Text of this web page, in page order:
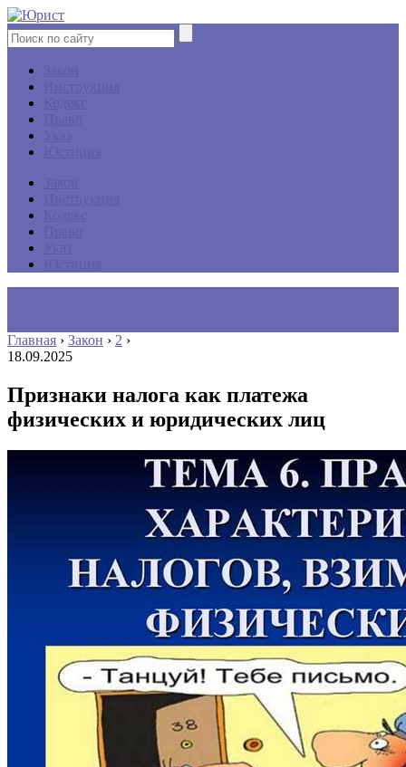
Главная › Закон › 2 ›
18.09.2025
Признаки налога как платежа
физических и юридических лиц